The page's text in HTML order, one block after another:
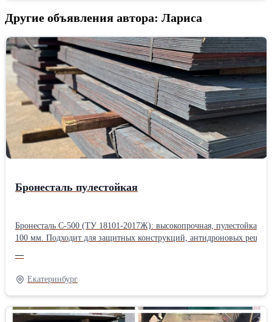
Другие объявления автора: Лариса
Бронесталь пулестойкая
Бронесталь С‑500 (ТУ 18101‑2017Ж): высокопрочная, пулестойкая,
100 мм. Подходит для защитных конструкций, антидроновых
—
Екатеринбург